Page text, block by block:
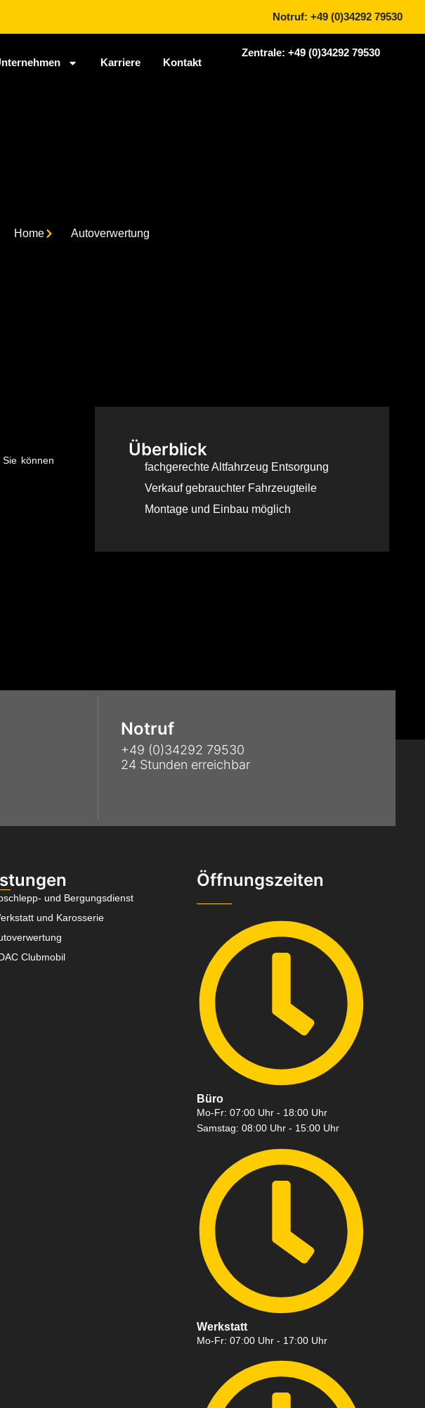
Notruf: +49 (0)34292 79530
Karriere Kontakt
Zentrale: +49 (0)34292 79530
Home Autoverwertung
können
Überblick
fachgerechte Altfahrzeug Entsorgung
Verkauf gebrauchter Fahrzeugteile
Montage und Einbau möglich
Notruf
+49 (0)34292 79530
24 Stunden erreichbar
und Bergungsdienst
und Karosserie
Clubmobil
Öffnungszeiten
Büro
Mo-Fr: 07:00 Uhr - 18:00 Uhr
Samstag: 08:00 Uhr - 15:00 Uhr
Werkstatt
Mo-Fr: 07:00 Uhr - 17:00 Uhr